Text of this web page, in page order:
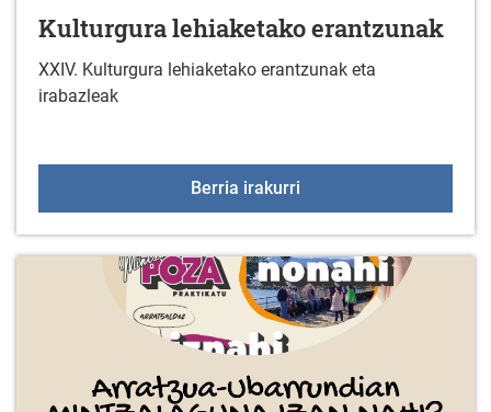
Kulturgura lehiaketako erantzunak
XXIV. Kulturgura lehiaketako erantzunak eta
irabazleak
Berria irakurri